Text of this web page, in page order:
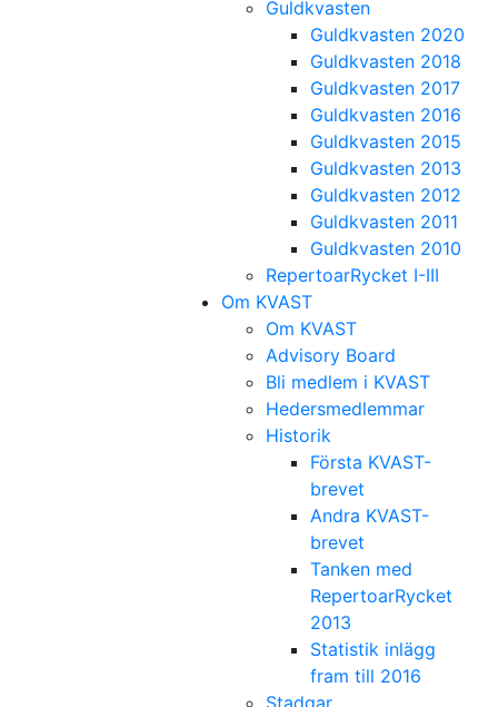
Guldkvasten
Guldkvasten 2020
Guldkvasten 2018
Guldkvasten 2017
Guldkvasten 2016
Guldkvasten 2015
Guldkvasten 2013
Guldkvasten 2012
Guldkvasten 2011
Guldkvasten 2010
RepertoarRycket I-III
Om KVAST
Om KVAST
Advisory Board
Bli medlem i KVAST
Hedersmedlemmar
Historik
Första KVAST-
brevet
Andra KVAST-
brevet
Tanken med
RepertoarRycket
2013
Statistik inlägg
fram till 2016
Stadgar